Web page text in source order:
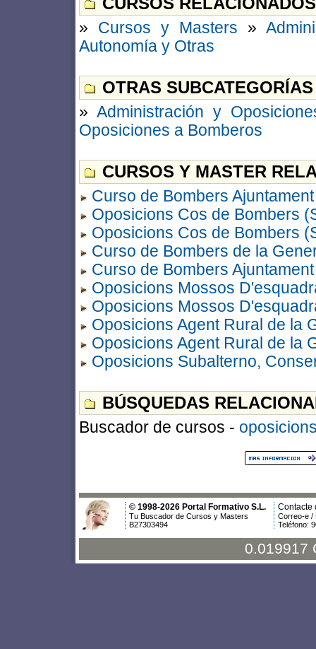
» Cursos y Masters »
Autonomía y Otras
OTRAS
» Administración y
Oposiciones a Bomberos
CURSOS Y MASTER
Curso de Bombers
Oposicions Cos de Bombers
Oposicions Cos de Bombers
Curso de Bombers de la
Curso de Bombers
Oposicions Mossos
Oposicions Mossos
Oposicions Agent Rural de la
Oposicions Agent Rural de la
Oposicions Subalterno,
BÚSQUEDAS
Buscador de cursos -
© 1998-2026 Portal Formativo S.L.
Tu Buscador de Cursos y Masters
B27303494
Contacte
Correo-e /
Teléfono:
0.019917